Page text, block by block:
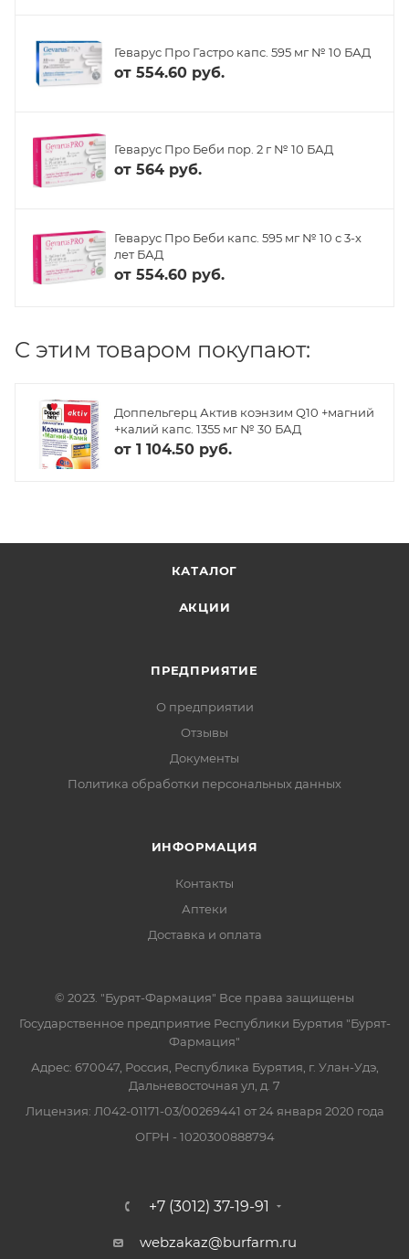
Геварус Про Гастро капс. 595 мг № 10 БАД
от 554.60 руб.
Геварус Про Беби пор. 2 г № 10 БАД
от 564 руб.
Геварус Про Беби капс. 595 мг № 10 с 3-х
лет БАД
от 554.60 руб.
C этим товаром покупают:
Доппельгерц Актив коэнзим Q10 +магний
+калий капс. 1355 мг № 30 БАД
от 1 104.50 руб.
КАТАЛОГ
АКЦИИ
ПРЕДПРИЯТИЕ
О предприятии
Отзывы
Документы
Политика обработки персональных данных
ИНФОРМАЦИЯ
Контакты
Аптеки
Доставка и оплата
© 2023. "Бурят-Фармация" Все права защищены
Государственное предприятие Республики Бурятия "Бурят-
Фармация"
Адрес: 670047, Россия, Республика Бурятия, г. Улан-Удэ,
Дальневосточная ул, д. 7
Лицензия: Л042-01171-03/00269441 от 24 января 2020 года
ОГРН - 1020300888794
+7 (3012) 37-19-91
webzakaz@burfarm.ru